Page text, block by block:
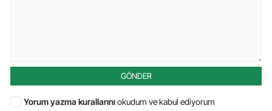
GÖNDER
Yorum yazma kurallarınıokudum ve kabul ediyorum